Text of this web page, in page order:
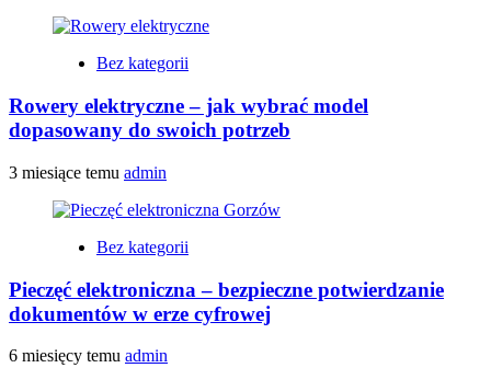
Bez kategorii
Rowery elektryczne – jak wybrać model
dopasowany do swoich potrzeb
3 miesiące temu admin
Bez kategorii
Pieczęć elektroniczna – bezpieczne potwierdzanie
dokumentów w erze cyfrowej
6 miesięcy temu admin